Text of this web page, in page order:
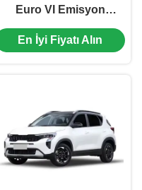
Euro VI Emisyon
Standartı ve ≤50L Yakıt
Tankı Kapasitesi ile
En İyi Fiyatı Alın